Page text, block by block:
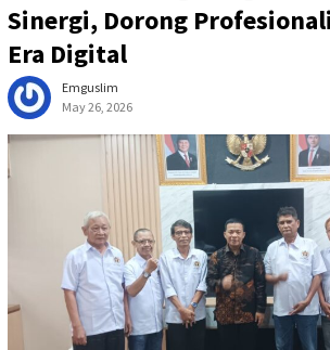
Sinergi, Dorong
Era Digital
Emguslim
May 26, 2026